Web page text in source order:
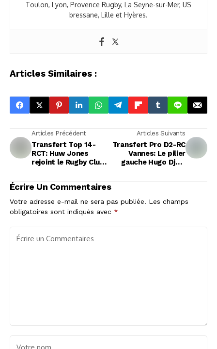
Toulon, Lyon, Provence Rugby, La Seyne-sur-Mer, US
bressane, Lille et Hyères.
Articles Similaires :
Articles Précédent
Transfert Top 14-
RCT: Huw Jones
rejoint le Rugby Club
Articles Suivants
Transfert Pro D2-RC
Vannes: Le pilier
gauche Hugo Djehi
Écrire Un Commentaires
Votre adresse e-mail ne sera pas publiée. Les champs
obligatoires sont indiqués avec *